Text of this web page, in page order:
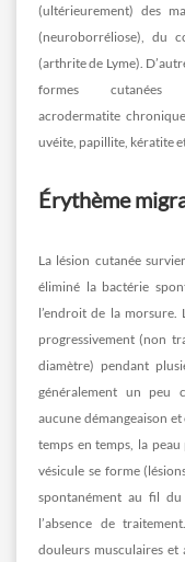
(ultérieurement) des
(neuroborréliose), du
(arthrite de Lyme).
formes cutanées
acrodermatite
uvéite, papillite, kératite
Érythème
La lésion cutanée
éliminé la bactérie
l’endroit de la morsure.
progressivement (non
diamètre) pendant
généralement un peu
aucune démangeaison
temps en temps, la
vésicule se forme
spontanément au fil du
l’absence de
douleurs musculaires et